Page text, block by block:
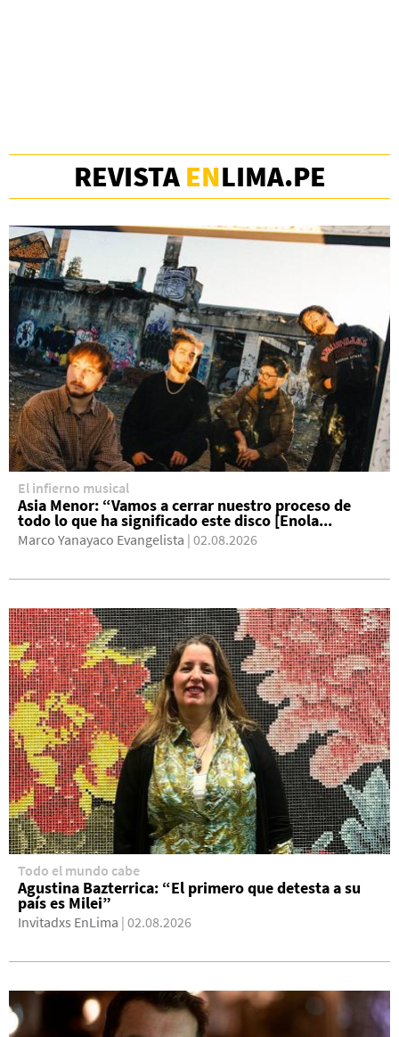
REVISTA ENLIMA.PE
El infierno musical
Asia Menor: “Vamos a cerrar nuestro proceso de
todo lo que ha significado este disco [Enola...
Marco Yanayaco Evangelista | 02.08.2026
Todo el mundo cabe
Agustina Bazterrica: “El primero que detesta a su
país es Milei”
Invitadxs EnLima | 02.08.2026